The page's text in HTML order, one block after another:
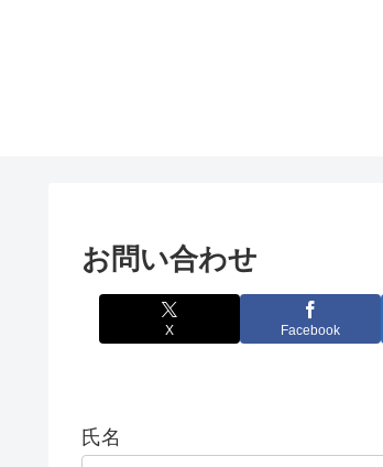
お問い合わせ
X Facebook
氏名